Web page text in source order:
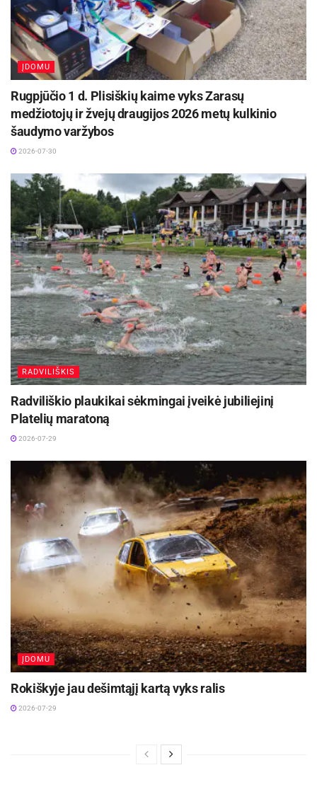
ĮDOMU
Rugpjūčio 1 d. Plisiškių kaime vyks Zarasų
medžiotojų ir žvejų draugijos 2026 metų kulkinio
šaudymo varžybos
2026-07-30
RADVILIŠKIS
Radviliškio plaukikai sėkmingai įveikė jubiliejinį
Platelių maratoną
2026-07-29
ĮDOMU
Rokiškyje jau dešimtąjį kartą vyks ralis
2026-07-29